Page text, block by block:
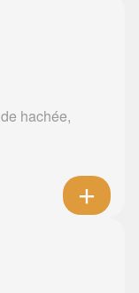
hachée,